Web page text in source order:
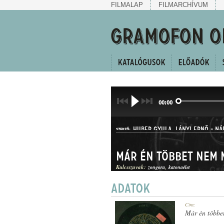
FILMALAP FILMARCHÍVUM
00:00
SZERZŐ: HUBER GYULA LÁNYI ERNŐ -
CSÁRDÁSEGYVELEG
Kulcsszavak: zongora katonaélet
Cím:
Már én